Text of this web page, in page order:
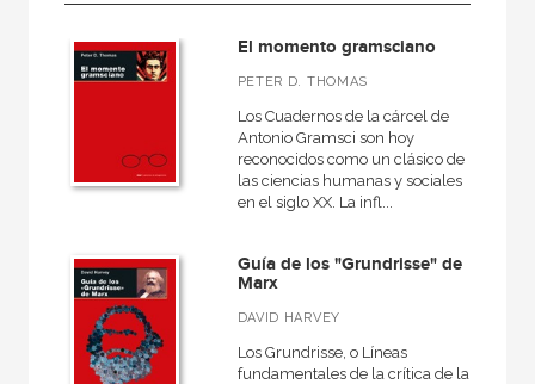
Filosofía
Moderna
Filosofía y crítica de la cultura
Contemporánea
El momento gramsciano
PETER D. THOMAS
Los Cuadernos de la cárcel de
Antonio Gramsci son hoy
reconocidos como un clásico de
las ciencias humanas y sociales
en el siglo XX. La infl...
Guía de los "Grundrisse" de
Marx
DAVID HARVEY
Los Grundrisse, o Líneas
fundamentales de la crítica de la